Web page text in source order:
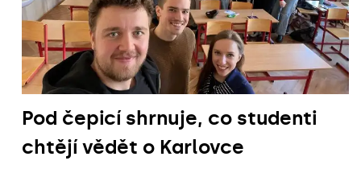
Pod čepicí shrnuje, co studenti
chtějí vědět o Karlovce